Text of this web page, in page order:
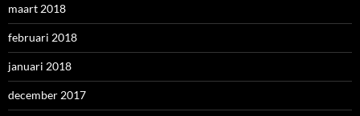
maart 2018
februari 2018
januari 2018
december 2017